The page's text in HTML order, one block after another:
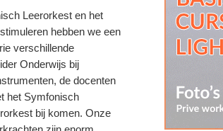
Leerorkest en het
hebben we een
verschillende
Onderwijs bij
de docenten
het Symfonisch
bij komen. Onze